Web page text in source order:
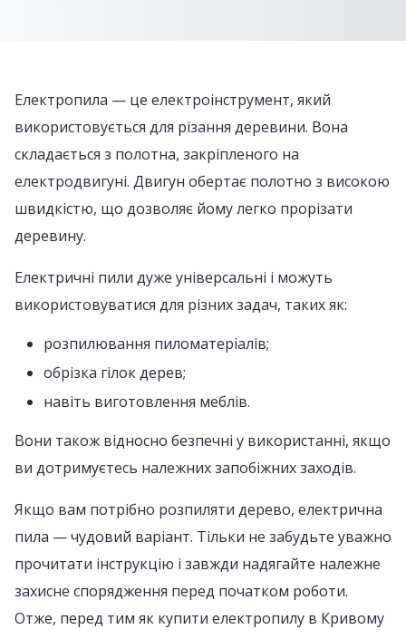
Електропила — це електроінструмент, який
використовується для різання деревини. Вона
складається з полотна, закріпленого на
електродвигуні. Двигун обертає полотно з високою
швидкістю, що дозволяє йому легко прорізати
деревину.
Електричні пили дуже універсальні і можуть
використовуватися для різних задач, таких як:
розпилювання пиломатеріалів;
обрізка гілок дерев;
навіть виготовлення меблів.
Вони також відносно безпечні у використанні, якщо
ви дотримуєтесь належних запобіжних заходів.
Якщо вам потрібно розпиляти дерево, електрична
пила — чудовий варіант. Тільки не забудьте уважно
прочитати інструкцію і завжди надягайте належне
захисне спорядження перед початком роботи.
Отже, перед тим як купити електропилу в Кривому